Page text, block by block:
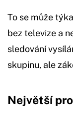
To se může
bez televize a
sledování
skupinu, ale
Největší